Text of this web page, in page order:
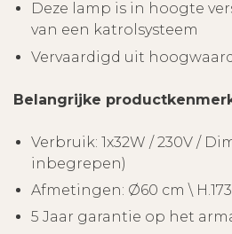
Deze lamp is in hoogte
van een katrolsysteem
Vervaardigd uit
Belangrijke
Verbruik: 1x32W / 230V /
inbegrepen)
Afmetingen: Ø60 cm \
5 Jaar garantie op het